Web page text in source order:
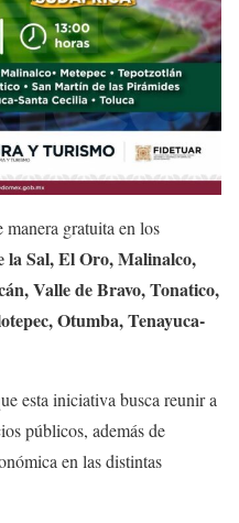
manera gratuita en los
la Sal, El Oro, Malinalco,
Valle de Bravo, Tonatico,
Otumba, Tenayuca-
esta iniciativa busca reunir a
públicos, además de
en las distintas